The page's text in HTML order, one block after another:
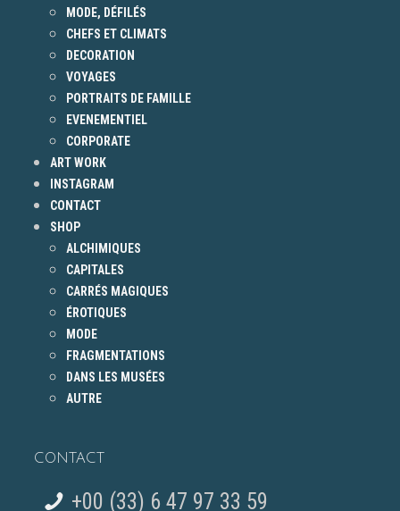
MODE, DÉFILÉS
CHEFS ET CLIMATS
DECORATION
VOYAGES
PORTRAITS DE FAMILLE
EVENEMENTIEL
CORPORATE
ART WORK
INSTAGRAM
CONTACT
SHOP
ALCHIMIQUES
CAPITALES
CARRÉS MAGIQUES
ÉROTIQUES
MODE
FRAGMENTATIONS
DANS LES MUSÉES
AUTRE
CONTACT
+00 (33) 6 47 97 33 59